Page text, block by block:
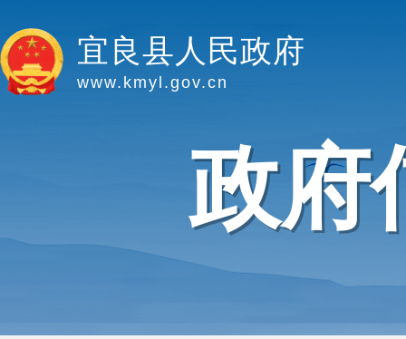
宜良县人民政府
www.kmyl.gov.cn
政府